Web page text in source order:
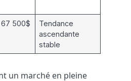
67 500$
Tendance
ascendante
stable
un marché en pleine